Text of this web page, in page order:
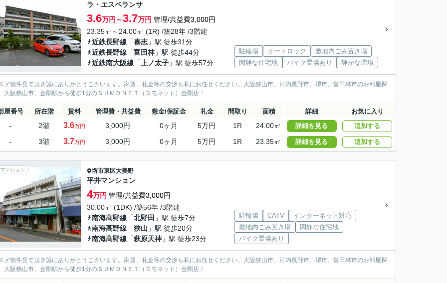
ラ・エスペランサ
3.6万円～3.7万円 管理/共益費3,000円
23.35㎡～24.00㎡ (1R) /築28年 /3階建
近鉄長野線 「喜志 」駅 徒歩31分
近鉄長野線 「富田林」駅 徒歩44分
近鉄南大阪線 「 上ノ太子 」駅 徒歩57分
駐輪場 オートロック
敷地内ごみ置き場
閑静な住宅地
バイク置場あり 静かな環境
メ物件見て頂き誠にありがとうございます。家賃、礼金等の交渉も私にお任せください。大阪狭山市、河内長野市、堺市、富田林市のお部屋探
大阪狭山市、金剛駅から徒歩1分のＳＵＭＯＮＥＴ（スモネット）金剛店！
屋番号 所在階 賃料 管理費・共益費 敷金/保証金 礼金 間取り 面積 詳細 お気に入り
- 2階 3.6万円 3,000円 0ヶ月 5万円 1R 24.00㎡ 詳細を見る 追加する
- 3階 3.7万円 3,000円 0ヶ月 5万円 1R 23.35㎡ 詳細を見る 追加する
ンション 堺市東区大美野
平井マンション
4万円 管理/共益費3,000円
30.00㎡ (1DK) /築56年 /3階建
南海高野線 「北野田 」駅 徒歩7分
南海高野線 「狭山 」駅 徒歩20分
南海高野線 「萩原天神 」駅 徒歩23分
駐輪場 CATV
インターネット対応
敷地内ごみ置き場
閑静な住宅地
バイク置場あり
メ物件見て頂き誠にありがとうございます。家賃、礼金等の交渉も私にお任せください。大阪狭山市、河内長野市、堺市、富田林市のお部屋探
大阪狭山市、金剛駅から徒歩1分のＳＵＭＯＮＥＴ（スモネット）金剛店！